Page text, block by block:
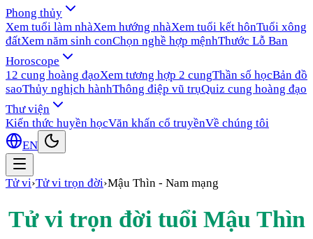
Phong thủy
Xem tuổi làm nhàXem hướng nhàXem tuổi kết hônTuổi xông
đấtXem năm sinh conChọn nghề hợp mệnhThước Lỗ Ban
Horoscope
12 cung hoàng đạoXem tương hợp 2 cungThần số họcBản đồ
saoThủy nghịch hànhThông điệp vũ trụQuiz cung hoàng đạo
Thư viện
Kiến thức huyền họcVăn khấn cổ truyềnVề chúng tôi
EN
Tử vi›Tử vi trọn đời›Mậu Thìn - Nam mạng
Tử vi trọn đời tuổi Mậu Thìn